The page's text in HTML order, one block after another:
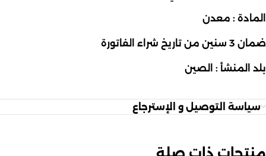
المادة : معدن
ضمان 3 سنين من تاريخ شراء الفاتورة
بلد المنشأ : الصين
سياسة التوصيل و الإسترجاع